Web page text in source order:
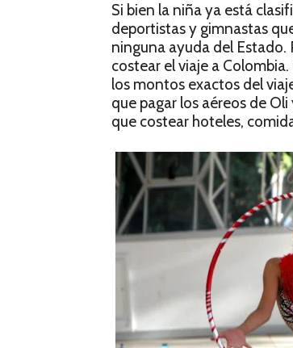
Si bien la niña ya está
deportistas y gimnastas
ninguna ayuda del
costear el viaje a
los montos exactos del
que pagar los aéreos de
que costear hoteles,